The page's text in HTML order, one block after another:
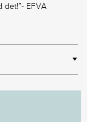
det!”- EFVA